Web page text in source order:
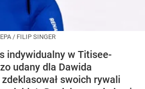
/ FILIP SINGER
indywidualny w Titisee-
udany dla Dawida
swoich rywali